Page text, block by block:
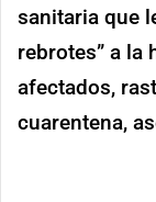
sanitaria que
rebrotes” a la
afectados,
cuarentena,